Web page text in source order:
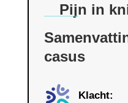
Pijn in
casus
Klacht: